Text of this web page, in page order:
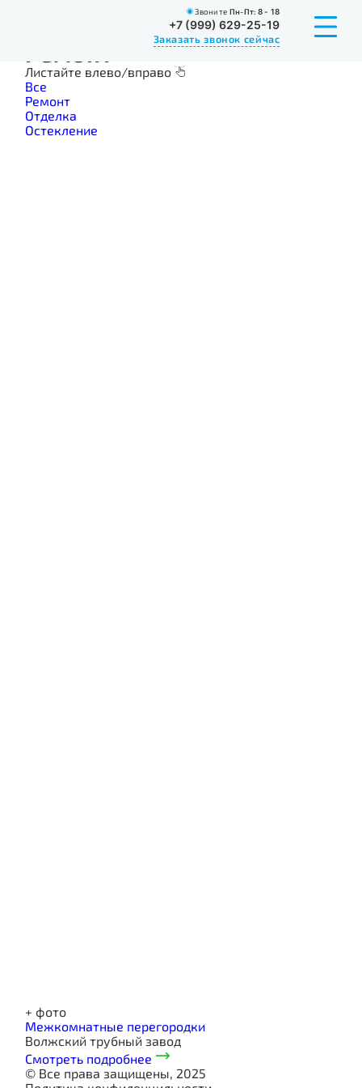
Звоните Пн-Пт: 8 - 18
+7 (999) 629-25-19
Заказать звонок сейчас
Портфолио Ремонт
Листайте влево/вправо
Все
Ремонт
Отделка
Остекление
+ фото
Межкомнатные перегородки
Волжский трубный завод
Смотреть подробнее
© Все права защищены, 2025